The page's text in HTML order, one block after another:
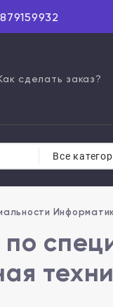
сделать заказ?
Все
по